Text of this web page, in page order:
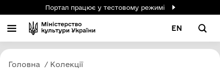
Портал працює у тестовому режимі
EN
Головна Колекції